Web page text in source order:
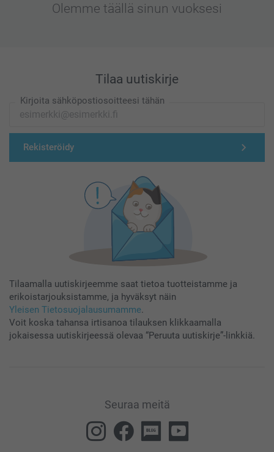
Olemme täällä sinun vuoksesi
Tilaa uutiskirje
Kirjoita sähköpostiosoitteesi tähän
Rekisteröidy
Tilaamalla uutiskirjeemme saat tietoa tuotteistamme ja
erikoistarjouksistamme, ja hyväksyt näin
Yleisen Tietosuojalausumamme.
Voit koska tahansa irtisanoa tilauksen klikkaamalla
jokaisessa uutiskirjeessä olevaa “Peruuta uutiskirje”-linkkiä.
Seuraa meitä